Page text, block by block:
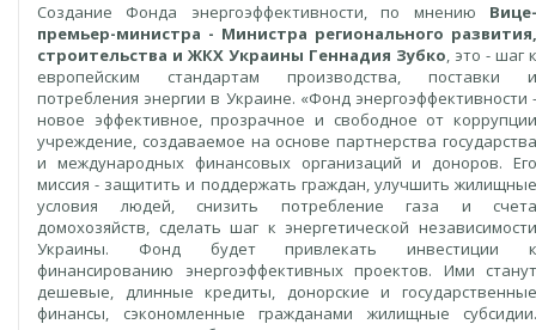
Создание Фонда энергоэффективности, по мнению Вице-
премьер-министра - Министра регионального развития,
строительства и ЖКХ Украины Геннадия Зубко, это - шаг к
европейским стандартам производства, поставки и
потребления энергии в Украине. «Фонд энергоэффективности -
новое эффективное, прозрачное и свободное от коррупции
учреждение, создаваемое на основе партнерства государства
и международных финансовых организаций и доноров. Его
миссия - защитить и поддержать граждан, улучшить жилищные
условия людей, снизить потребление газа и счета
домохозяйств, сделать шаг к энергетической независимости
Украины. Фонд будет привлекать инвестиции к
финансированию энергоэффективных проектов. Ими станут
дешевые, длинные кредиты, донорские и государственные
финансы, сэкономленные гражданами жилищные субсидии.